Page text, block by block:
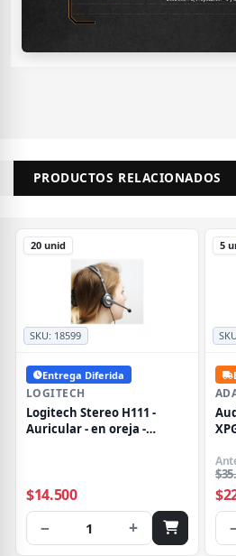
PRODUCTOS RELACIONADOS
SKU: 18599
20 unid
Entrega Diferida
LOGITECH
Logitech Stereo H111 -
Auricular - en oreja -
$14.500
− 1 +
5